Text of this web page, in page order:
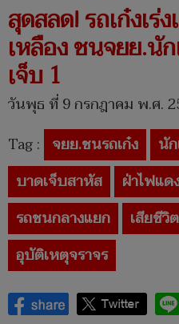
สุดสลด! รถเก๋งเร่
เหลือง ชนจยย.นั
เจ็บ 1
วันพุธ ที่ 9 กรกฎาคม พ.ศ.
Tag : จยย.ชนรถเก๋ง
นั
บาดเจ็บสาหัส
ฝ่าไฟแด
รถชนกลางแยก
เสียชีวิต
อุบัติเหตุจราจร